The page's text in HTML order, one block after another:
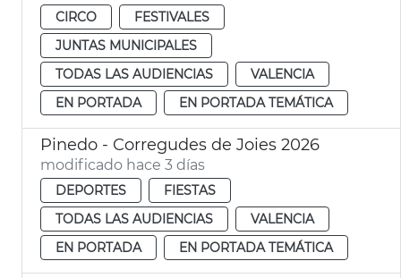
CIRCO
FESTIVALES
JUNTAS MUNICIPALES
TODAS LAS AUDIENCIAS
VALENCIA
EN PORTADA
EN PORTADA TEMÁTICA
Pinedo - Corregudes de Joies 2026
modificado hace 3 días
DEPORTES
FIESTAS
TODAS LAS AUDIENCIAS
VALENCIA
EN PORTADA
EN PORTADA TEMÁTICA